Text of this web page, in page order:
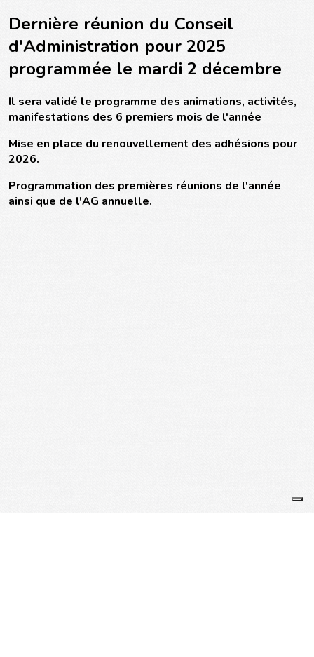
Dernière réunion du Conseil
d'Administration pour 2025
programmée le mardi 2 décembre
Il sera validé le programme des animations, activités,
manifestations des 6 premiers mois de l'année
Mise en place du renouvellement des adhésions pour
2026.
Programmation des premières réunions de l'année
ainsi que de l'AG annuelle.